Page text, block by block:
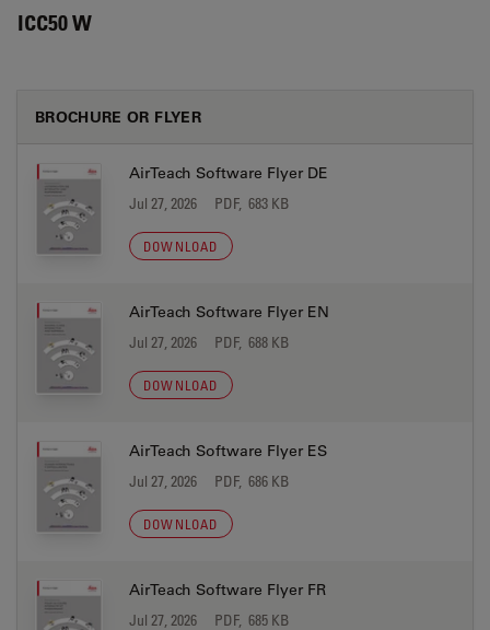
ICC50 W
BROCHURE OR FLYER
AirTeach Software Flyer DE
Jul 27, 2026 PDF, 683 KB
DOWNLOAD
AirTeach Software Flyer EN
Jul 27, 2026 PDF, 688 KB
DOWNLOAD
AirTeach Software Flyer ES
Jul 27, 2026 PDF, 686 KB
DOWNLOAD
AirTeach Software Flyer FR
Jul 27, 2026 PDF, 685 KB